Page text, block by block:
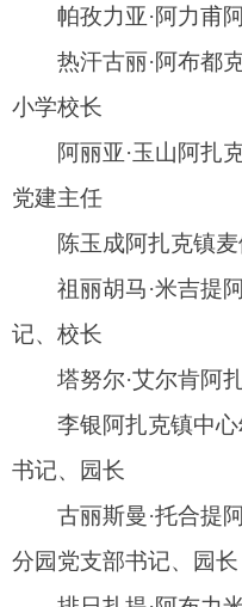
支部书记、园长
唐努尔·萨吾提上阿图
分园党支部书记、园长
米亚思尔·阿不力孜上
管民娟上阿图什镇中心
党支部书记、园长
库尔班江·吾休尔上阿
胡书华松他克镇中心小
朱彩虹松他克镇托库勒
支部书记、园长
阿依米热·克山松他克
记、园长
常颖松他克镇中心幼儿
记、园长